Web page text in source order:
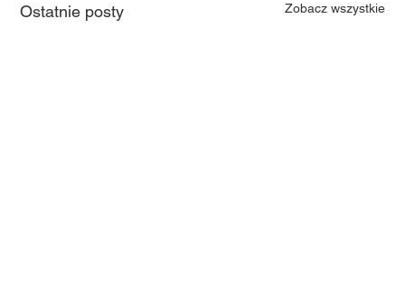
Ostatnie posty Zobacz wszystkie